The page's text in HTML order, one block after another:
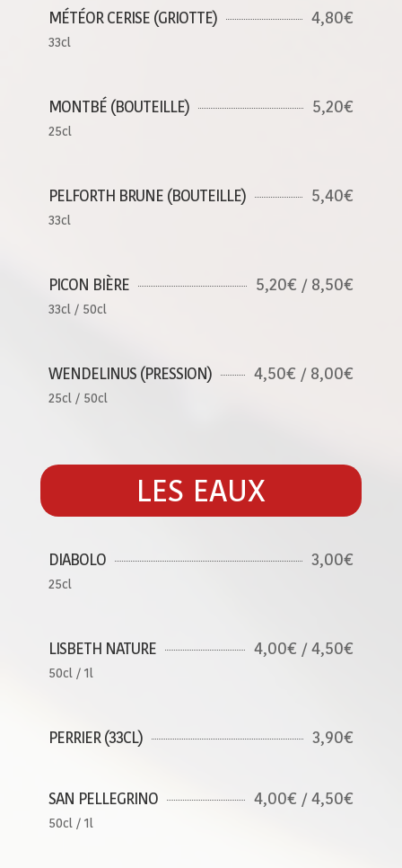
MÉTÉOR CERISE (GRIOTTE) 4,80€
33cl
MONTBÉ (BOUTEILLE) 5,20€
25cl
PELFORTH BRUNE (BOUTEILLE) 5,40€
33cl
PICON BIÈRE 5,20€ / 8,50€
33cl / 50cl
WENDELINUS (PRESSION) 4,50€ / 8,00€
25cl / 50cl
LES EAUX
DIABOLO 3,00€
25cl
LISBETH NATURE 4,00€ / 4,50€
50cl / 1l
PERRIER (33CL) 3,90€
SAN PELLEGRINO 4,00€ / 4,50€
50cl / 1l